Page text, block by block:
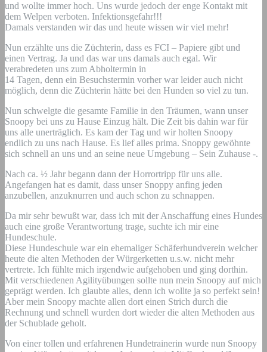
und wollte immer hoch. Uns wurde jedoch der enge Kontakt mit
dem Welpen verboten. Infektionsgefahr!!!
Damals verstanden wir das und heute wissen wir viel mehr!
Nun erzählte uns die Züchterin, dass es FCI – Papiere gibt und
einen Vertrag. Ja und das war uns damals auch egal. Wir
verabredeten uns zum Abholtermin in
14 Tagen, denn ein Besuchstermin vorher war leider auch nicht
möglich, denn die Züchterin hätte bei den Hunden so viel zu tun.
Nun schwelgte die gesamte Familie in den Träumen, wann unser
Snoopy bei uns zu Hause Einzug hält. Die Zeit bis dahin war für
uns alle unerträglich. Es kam der Tag und wir holten Snoopy
endlich zu uns nach Hause. Es lief alles prima. Snoppy gewöhnte
sich schnell an uns und an seine neue Umgebung – Sein Zuhause -.
Nach ca. ½ Jahr begann dann der Horrortripp für uns alle.
Angefangen hat es damit, dass unser Snoppy anfing jeden
anzubellen, anzuknurren und auch schon zu schnappen.
Da mir sehr bewußt war, dass ich mit der Anschaffung eines Hundes
auch eine große Verantwortung trage, suchte ich mir eine
Hundeschule.
Diese Hundeschule war ein ehemaliger Schäferhundverein welcher
heute die alten Methoden der Würgerketten u.s.w. nicht mehr
vertrete. Ich fühlte mich irgendwie aufgehoben und ging dorthin.
Mit verschiedenen Agilityübungen sollte nun mein Snoopy auf mich
geprägt werden. Ich glaubte alles, denn ich wollte ja so perfekt sein!
Aber mein Snoopy machte allen dort einen Strich durch die
Rechnung und schnell wurden dort wieder die alten Methoden aus
der Schublade geholt.
Von einer tollen und erfahrenen Hundetrainerin wurde nun Snoopy